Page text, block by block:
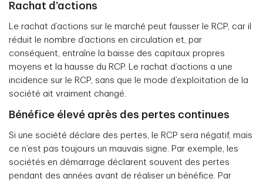
Rachat d’actions
Le rachat d’actions sur le marché peut fausser le RCP, car il
réduit le nombre d’actions en circulation et, par
conséquent, entraîne la baisse des capitaux propres
moyens et la hausse du RCP. Le rachat d’actions a une
incidence sur le RCP, sans que le mode d’exploitation de la
société ait vraiment changé.
Bénéfice élevé après des pertes continues
Si une société déclare des pertes, le RCP sera négatif, mais
ce n’est pas toujours un mauvais signe. Par exemple, les
sociétés en démarrage déclarent souvent des pertes
pendant des années avant de réaliser un bénéfice. Par